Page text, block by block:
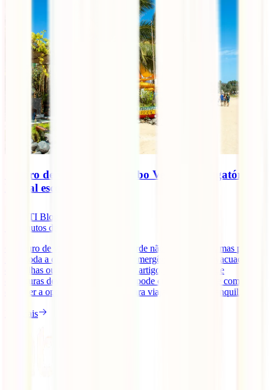
Seguro de viagem para Cabo Verde: é obrigatório?
E qual escolher?
IATI Blog
minutos de leitura
O seguro de viagem para Cabo Verde não é obrigatório, mas pode
fazer toda a diferença em caso de emergência médica, evacuação
entre ilhas ou repatriamento. Neste artigo, explicamos que
coberturas deves valorizar, quanto pode custar o seguro e como
escolher a opção mais adequada para viajar com mais tranquilidade.
Ler mais